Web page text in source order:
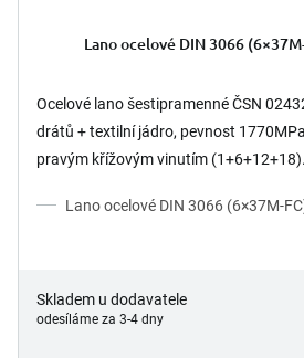
Lano ocelové DIN 3066
Ocelové lano šestipramenné ČSN
drátů + textilní jádro, pevnost
pravým křížovým vinutím
Lano ocelové DIN 3066 (6×37M-
Skladem u dodavatele
odesíláme za 3-4 dny